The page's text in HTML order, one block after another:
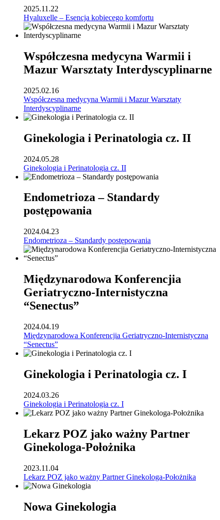
2025.11.22
Hyaluxelle – Esencja kobiecego komfortu
Współczesna medycyna Warmii i
Mazur Warsztaty Interdyscyplinarne
2025.02.16
Współczesna medycyna Warmii i Mazur Warsztaty
Interdyscyplinarne
Ginekologia i Perinatologia cz. II
2024.05.28
Ginekologia i Perinatologia cz. II
Endometrioza – Standardy
postępowania
2024.04.23
Endometrioza – Standardy postępowania
Międzynarodowa Konferencjia
Geriatryczno-Internistyczna
“Senectus”
2024.04.19
Międzynarodowa Konferencjia Geriatryczno-Internistyczna
“Senectus”
Ginekologia i Perinatologia cz. I
2024.03.26
Ginekologia i Perinatologia cz. I
Lekarz POZ jako ważny Partner
Ginekologa-Położnika
2023.11.04
Lekarz POZ jako ważny Partner Ginekologa-Położnika
Nowa Ginekologia